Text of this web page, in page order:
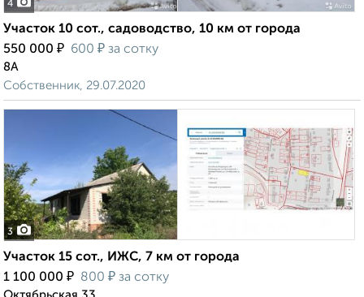
4
Участок 10 сот., садоводство, 10 км от города
550 000 ₽ 600 ₽ за сотку
8А
Собственник, 29.07.2020
3
Участок 15 сот., ИЖС, 7 км от города
1 100 000 ₽ 800 ₽ за сотку